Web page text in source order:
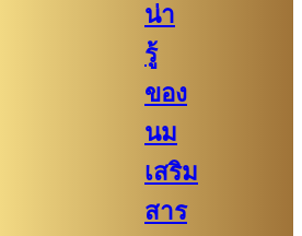
น่า
รู้
ของ
นม
เสริม
สาร